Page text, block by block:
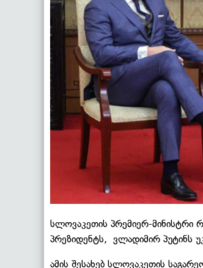
სლოვაკეთის პრემიერ-მინისტრი
პრეზიდენტს, ვლადიმირ პუტინს
ამის შესახებ სლოვაკეთის